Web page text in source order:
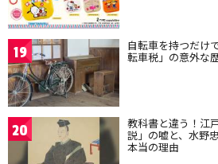
19 自転車を持つだけ
転車税」の意外な
20 教科書と違う！江
説」の嘘と、水野
本当の理由